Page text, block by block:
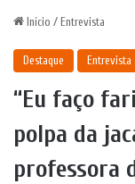
Início / Entrevista
Destaque Entrevista
“Eu faço
polpa da
professora